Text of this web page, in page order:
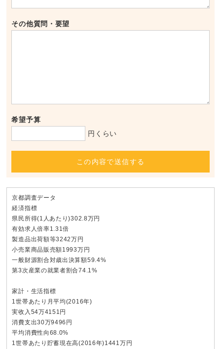
その他質問・要望
希望予算
円くらい
この内容で送信する
京都調査データ
経済指標
県民所得(1人あたり)302.8万円
有効求人倍率1.31倍
製造品出荷額等3242万円
小売業商品販売額1993万円
一般財源割合対歳出決算額59.4%
第3次産業の就業者割合74.1%
家計・生活指標
1世帯あたり月平均(2016年)
実收入54万4151円
消費支出30万9496円
平均消費性向68.0%
1世帯あたり貯蓄現在高(2016年)1441万円